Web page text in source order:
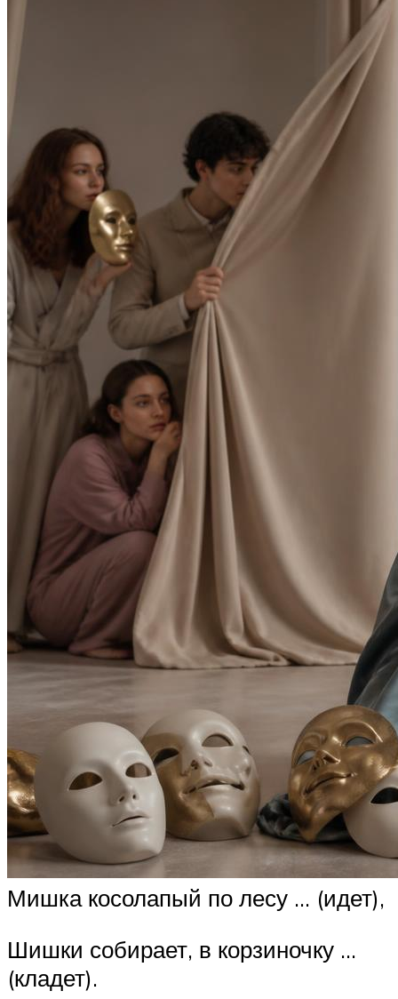
Мишка косолапый по лесу … (идет),
Шишки собирает, в корзиночку …
(кладет).